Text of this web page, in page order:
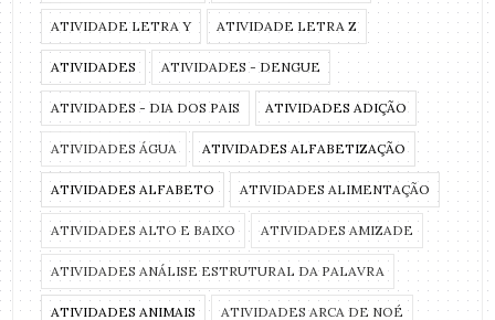
ATIVIDADE LETRA Y ATIVIDADE LETRA Z
ATIVIDADES ATIVIDADES - DENGUE
ATIVIDADES - DIA DOS PAIS ATIVIDADES ADIÇÃO
ATIVIDADES ÁGUA ATIVIDADES ALFABETIZAÇÃO
ATIVIDADES ALFABETO ATIVIDADES ALIMENTAÇÃO
ATIVIDADES ALTO E BAIXO ATIVIDADES AMIZADE
ATIVIDADES ANÁLISE ESTRUTURAL DA PALAVRA
ATIVIDADES ANIMAIS ATIVIDADES ARCA DE NOÉ